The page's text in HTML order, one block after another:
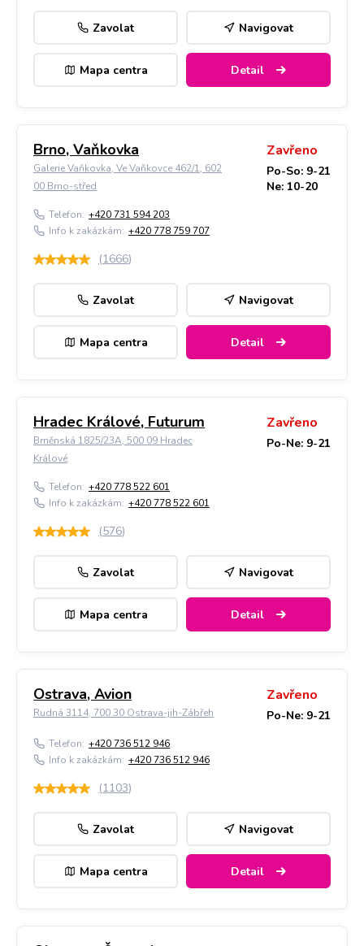
Zavolat Navigovat
Mapa centra Detail
Brno, Vaňkovka
Galerie Vaňkovka, Ve Vaňkovce 462/1, 602
00 Brno-střed
Zavřeno
Po-So: 9-21
Ne: 10-20
Telefon: +420 731 594 203
Info k zakázkám: +420 778 759 707
(1666)
Zavolat Navigovat
Mapa centra Detail
Hradec Králové, Futurum
Brněnská 1825/23A, 500 09 Hradec
Králové
Zavřeno
Po-Ne: 9-21
Telefon: +420 778 522 601
Info k zakázkám: +420 778 522 601
(576)
Zavolat Navigovat
Mapa centra Detail
Ostrava, Avion
Rudná 3114, 700 30 Ostrava-jih-Zábřeh
Zavřeno
Po-Ne: 9-21
Telefon: +420 736 512 946
Info k zakázkám: +420 736 512 946
(1103)
Zavolat Navigovat
Mapa centra Detail